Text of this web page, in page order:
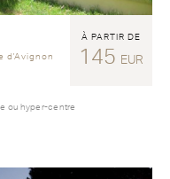
d'Avignon
À PARTIR DE
145 EUR
ou hyper-centre